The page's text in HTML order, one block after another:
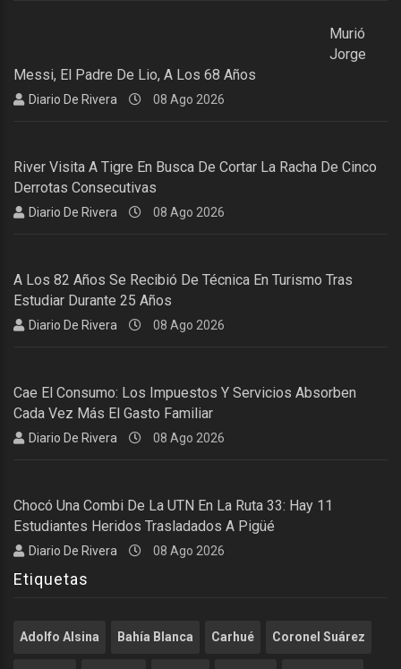
Murió
Jorge
Messi, El Padre De Lio, A Los 68 Años
Diario De Rivera 08 Ago 2026
River Visita A Tigre En Busca De Cortar La Racha De Cinco
Derrotas Consecutivas
Diario De Rivera 08 Ago 2026
A Los 82 Años Se Recibió De Técnica En Turismo Tras
Estudiar Durante 25 Años
Diario De Rivera 08 Ago 2026
Cae El Consumo: Los Impuestos Y Servicios Absorben
Cada Vez Más El Gasto Familiar
Diario De Rivera 08 Ago 2026
Chocó Una Combi De La UTN En La Ruta 33: Hay 11
Estudiantes Heridos Trasladados A Pigüé
Diario De Rivera 08 Ago 2026
Etiquetas
Adolfo Alsina Bahía Blanca Carhué Coronel Suárez